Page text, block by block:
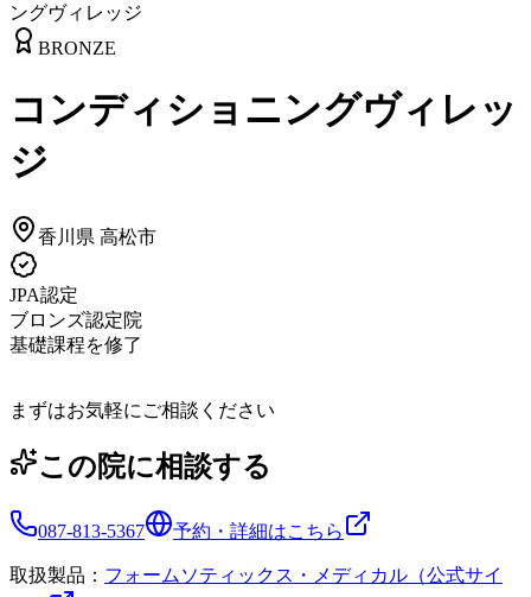
ングヴィレッジ
BRONZE
コンディショニングヴィレッ
ジ
香川県 高松市
JPA認定
ブロンズ認定院
基礎課程を修了
まずはお気軽にご相談ください
この院に相談する
087-813-5367 予約・詳細はこちら
取扱製品： フォームソティックス・メディカル（公式サイ